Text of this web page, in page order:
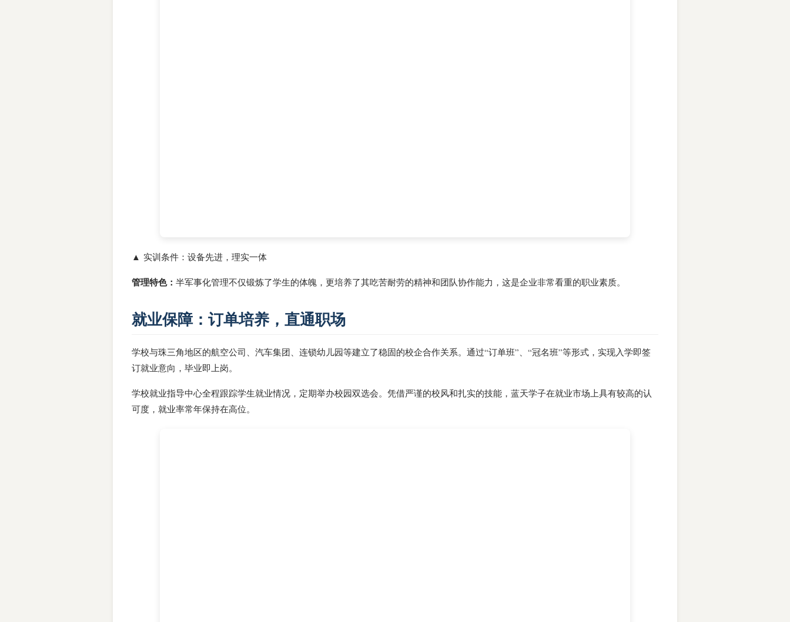
▲ 实训条件：设备先进，理实一体
管理特色： 半军事化管理不仅锻炼了学生的体魄，更培养了其吃苦耐劳的精神和团队协作能力，这是企业非常看重的职业素质。
就业保障：订单培养，直通职场
学校与珠三角地区的航空公司、汽车集团、连锁幼儿园等建立了稳固的校企合作关系。通过“订单班”、“冠名班”等形式，实现入学即签
订就业意向，毕业即上岗。
学校就业指导中心全程跟踪学生就业情况，定期举办校园双选会。凭借严谨的校风和扎实的技能，蓝天学子在就业市场上具有较高的认
可度，就业率常年保持在高位。